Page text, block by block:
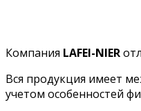
Компания LAFEI-NIER
Вся продукция имеет
учетом особенностей